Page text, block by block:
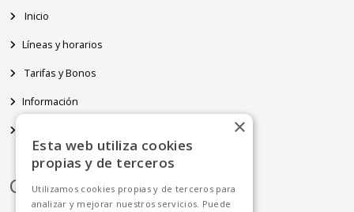
Inicio
Líneas y horarios
Tarifas y Bonos
Información
Contacto
Esta web utiliza cookies
propias y de terceros
Utilizamos cookies propias y de terceros para
analizar y mejorar nuestros servicios. Puede
×